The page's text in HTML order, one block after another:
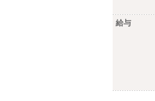
給与